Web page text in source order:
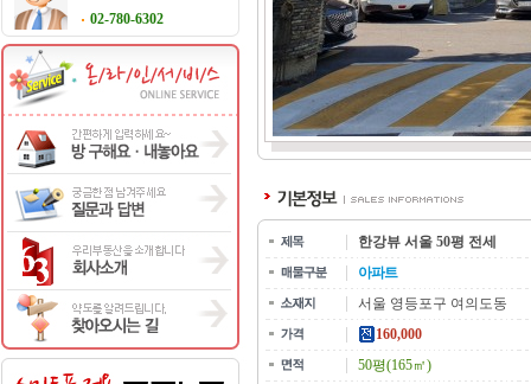
02-780-6302
한강뷰 서울 50평 전세
아파트
서울 영등포구 여의도동
160,000
50평(165㎡)